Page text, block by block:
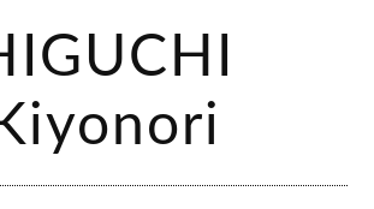
Kiyonori